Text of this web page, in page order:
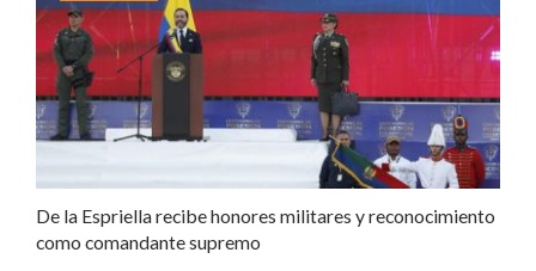
De la Espriella recibe honores militares y reconocimiento
como comandante supremo